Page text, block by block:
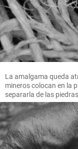
La amalgama queda
mineros colocan en la
separarla de las